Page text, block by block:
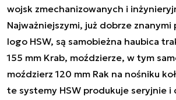
wojsk zmechanizowanych i
Najważniejszymi, już dobrze znanymi
logo HSW, są samobieżna haubica
155 mm Krab, moździerze, w tym
moździerz 120 mm Rak na nośniku
te systemy HSW produkuje seryjnie i